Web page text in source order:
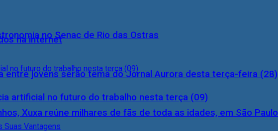
na internet
artificial no futuro do trabalho nesta terça (09)
no Senac de Rio das Ostras
entre jovens serão tema do Jornal Aurora desta terça-feira (28)
Xuxa reúne milhares de fãs de toda as idades, em São Paulo